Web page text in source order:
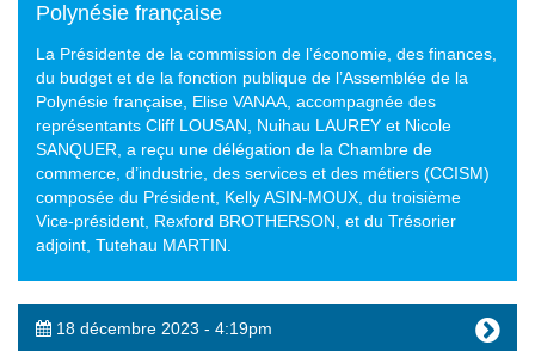
Polynésie française
La Présidente de la commission de l’économie, des finances,
du budget et de la fonction publique de l’Assemblée de la
Polynésie française, Elise VANAA, accompagnée des
représentants Cliff LOUSAN, Nuihau LAUREY et Nicole
SANQUER, a reçu une délégation de la Chambre de
commerce, d’industrie, des services et des métiers (CCISM)
composée du Président, Kelly ASIN-MOUX, du troisième
Vice-président, Rexford BROTHERSON, et du Trésorier
adjoint, Tutehau MARTIN.
18 décembre 2023 - 4:19pm